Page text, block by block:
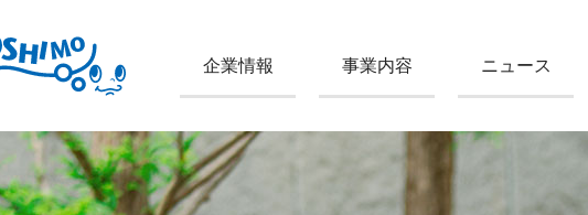
企業情報 事業内容 ニュース